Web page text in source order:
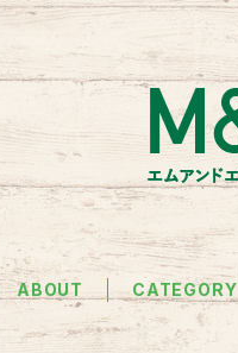
ABOUT CATEGORY